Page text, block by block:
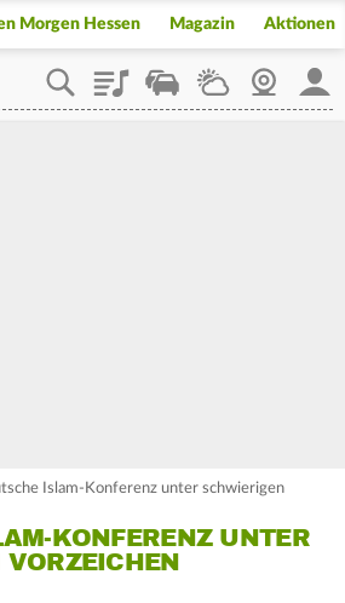
Morgen Hessen Magazin Aktionen
PlaylistStaupilotWetterWebcam
Islam-Konferenz unter schwierigen
KONFERENZ UNTER
VORZEICHEN